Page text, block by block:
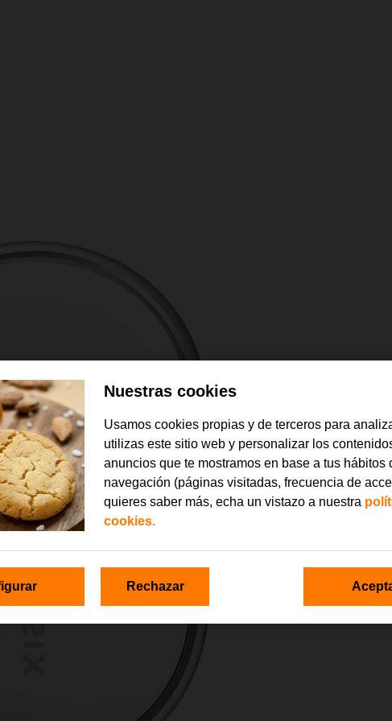
Nuestras cookies
Usamos cookies propias y de terceros para
utilizas este sitio web y personalizar los
anuncios que te mostramos en base a tus hábitos
navegación (páginas visitadas, frecuencia de
quieres saber más, echa un vistazo a nuestra
cookies.
Rechazar